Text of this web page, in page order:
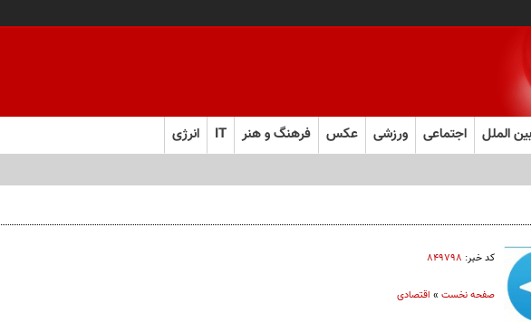
بین الملل اجتماعی ورزشی عکس فرهنگ و هنر IT انرژی
عربستان در یمن
کد خبر: ۸۴۹۷۹۸
صفحه نخست» اقتصادی